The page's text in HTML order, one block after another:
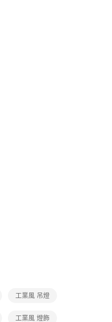
款」的支付方式。 讓您購物簡單
需儲值。
。
後，將跳轉至「AFTEE先享後付」
即可完成結帳。
簡訊。
關疑問，請聯繫「AFTEE先享後付
工業風 吊燈
工業風 燈飾